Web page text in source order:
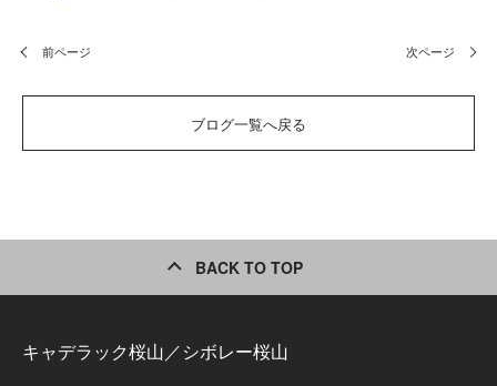
前ページ 次ページ
ブログ一覧へ戻る
BACK TO TOP
キャデラック桜山／シボレー桜山